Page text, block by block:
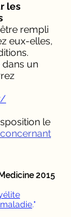
les
rempli
eux-elles,
dans un
le
2015
."